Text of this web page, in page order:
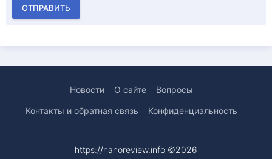
ОТПРАВИТЬ
Новости О сайте Вопросы
Контакты и обратная связь Конфиденциальность
https://nanoreview.info ©2026